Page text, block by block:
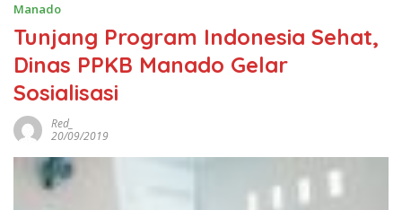
Manado
Tunjang Program Indonesia Sehat,
Dinas PPKB Manado Gelar
Sosialisasi
Red_
20/09/2019